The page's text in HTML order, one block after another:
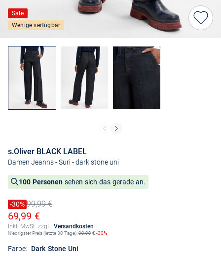
Sale
Wenige verfügbar
s.Oliver BLACK LABEL
Damen Jeanns - Suri - dark stone uni
100 Personen sehen sich das gerade an.
Preis reduziert um
-30%
Alter Preis99,99 €
Ermäßigter Preis
69,99 €
Inkl. MwSt. zzgl. Versandkosten
Niedrigster Preis (letzte 30 Tage):99,99€ -30%
Farbe: Dark Stone Uni